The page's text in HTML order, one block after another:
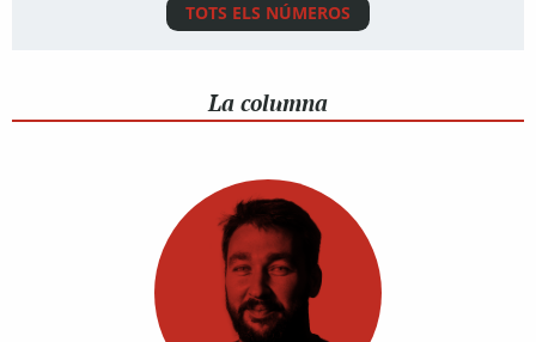
TOTS ELS NÚMEROS
La columna